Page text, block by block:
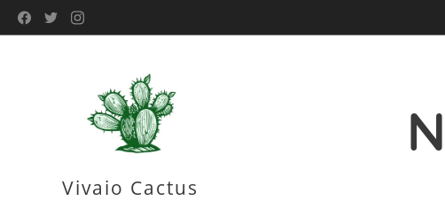
Vivaio Cactus